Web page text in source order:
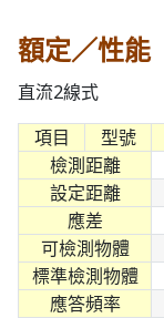
額定／性能
直流2線式
項目
型號
檢測距離
設定距離
應差
可檢測物體
標準檢測物體
應答頻率